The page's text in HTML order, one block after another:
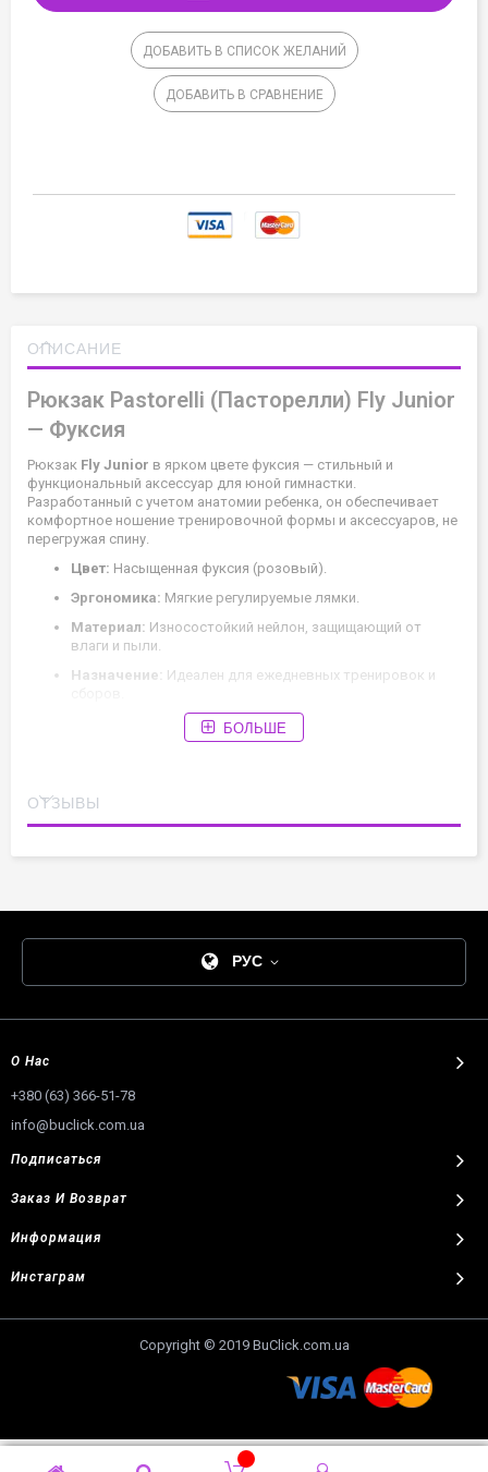
ДОБАВИТЬ В СПИСОК ЖЕЛАНИЙ
ДОБАВИТЬ В СРАВНЕНИЕ
ОПИСАНИЕ
Рюкзак Pastorelli (Пасторелли) Fly Junior
— Фуксия
Рюкзак Fly Junior в ярком цвете фуксия — стильный и
функциональный аксессуар для юной гимнастки.
Разработанный с учетом анатомии ребенка, он обеспечивает
комфортное ношение тренировочной формы и аксессуаров, не
перегружая спину.
Цвет: Насыщенная фуксия (розовый).
Эргономика: Мягкие регулируемые лямки.
Материал: Износостойкий нейлон, защищающий от
влаги и пыли.
Назначение: Идеален для ежедневных тренировок и
БОЛЬШЕ
ОТЗЫВЫ
РУС
О Нас
+380 (63) 366-51-78
info@buclick.com.ua
Подписаться
Заказ И Возврат
Информация
Инстаграм
Copyright © 2019 BuClick.com.ua